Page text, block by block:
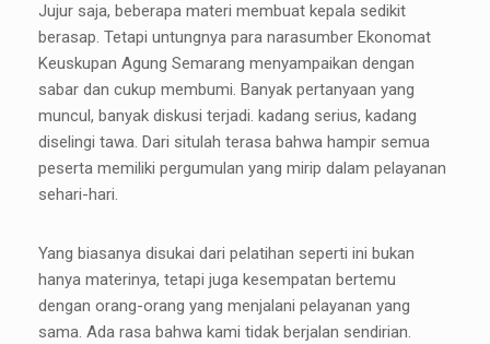
Jujur saja, beberapa materi membuat kepala sedikit
berasap. Tetapi untungnya para narasumber Ekonomat
Keuskupan Agung Semarang menyampaikan dengan
sabar dan cukup membumi. Banyak pertanyaan yang
muncul, banyak diskusi terjadi. kadang serius, kadang
diselingi tawa. Dari situlah terasa bahwa hampir semua
peserta memiliki pergumulan yang mirip dalam pelayanan
sehari-hari.
Yang biasanya disukai dari pelatihan seperti ini bukan
hanya materinya, tetapi juga kesempatan bertemu
dengan orang-orang yang menjalani pelayanan yang
sama. Ada rasa bahwa kami tidak berjalan sendirian.